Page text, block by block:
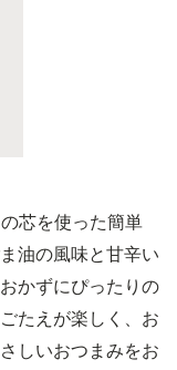
芯を使った簡単
油の風味と甘辛い
かずにぴったりの
たえが楽しく、お
しいおつまみをお